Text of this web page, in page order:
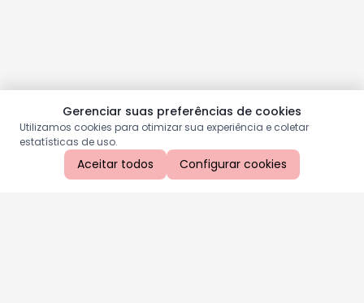
Gerenciar suas preferências de cookies
Utilizamos cookies para otimizar sua experiência e coletar
estatísticas de uso.
Aceitar todos Configurar cookies